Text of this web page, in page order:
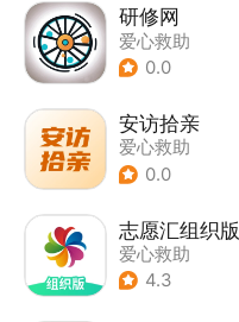
研修网
爱心救助
0.0
安访拾亲
爱心救助
0.0
志愿汇组织版
爱心救助
4.3